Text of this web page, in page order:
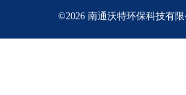
©2026 南通沃特环保科技有